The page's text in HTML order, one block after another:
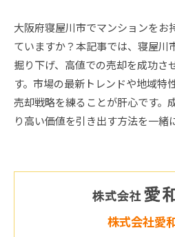
大阪府寝屋川市でマンションをお
ていますか？本記事では、寝屋川
掘り下げ、高値での売却を成功さ
す。市場の最新トレンドや地域特
売却戦略を練ることが肝心です。
り高い価値を引き出す方法を一緒
株式会社愛